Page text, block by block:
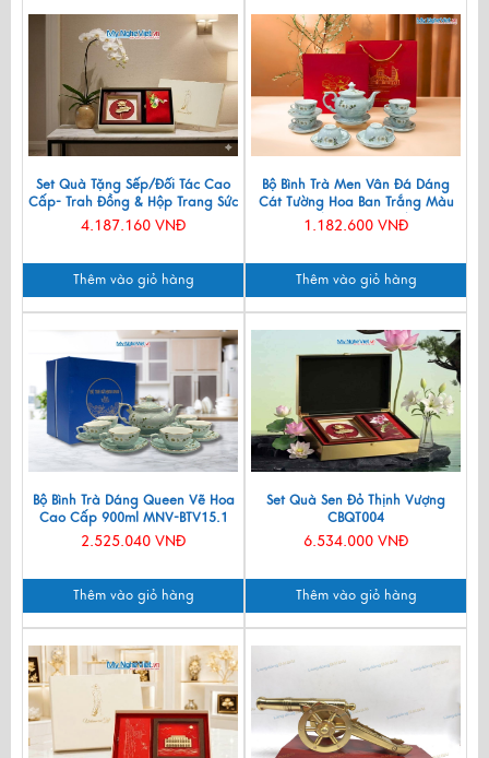
Set Quà Tặng Sếp/Đối Tác Cao
Cấp- Trah Đồng & Hộp Trang Sức
Sơn Mài CBQT004
4.187.160 VNĐ
Thêm vào giỏ hàng
Bộ Bình Trà Men Vân Đá Dáng
Cát Tường Hoa Ban Trắng Màu
Xanh Lam VBT12/8
1.182.600 VNĐ
Thêm vào giỏ hàng
Bộ Bình Trà Dáng Queen Vẽ Hoa
Cao Cấp 900ml MNV-BTV15.1
2.525.040 VNĐ
Thêm vào giỏ hàng
Set Quà Sen Đỏ Thịnh Vượng
CBQT004
6.534.000 VNĐ
Thêm vào giỏ hàng